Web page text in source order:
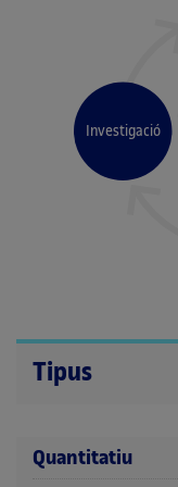
Investigació
Tipus
Quantitatiu